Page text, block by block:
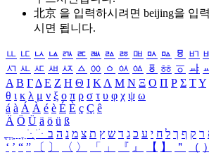
北京 을 입력하시려면 beijing을 입
시면 됩니다.
ㅥ ㅦ ㅧ ㅨ ㅩ ㅪ ㅫ ㅬ ㅭ ㅮ ㅯ ㅰ ㅱ ㅲ
ㅺ ㅻ ㅼ ㅽ ㅾ ㅿ ㆀ ㆁ ㆂ ㆃ ㆄ ㆅ ㆆ ㆇ
Α Β ΓΔ Ε Ζ Η Θ Ι ΚΛ Μ Ν Ξ Ο Π Ρ Σ ΤΥ
θ ι κ λ μ ν ξ ο π ρ σ τ υ φ χ ψ ω
á à Á À é è É È ç Ç ê
Ä Ö Ü ä ö ü ß
ִֶֹ ֻּ ׁׂ ר ק ף ך ל ח י ע כ ג ד ש ץ ת צ מ נ ה ב
‘ ’ “ ” 〔 〕 〈 〉 「 」 『 』 【 】 ＂ （ ）